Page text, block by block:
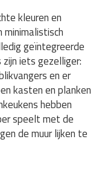
kleuren en
geïntegreerde
iets gezelliger:
en er
kasten en planken
hebben
speelt met de
de muur lijken te